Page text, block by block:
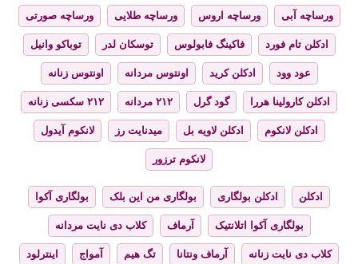
ورساچه آبی ورساچه اروس ورساچه طلایی ورساچه صورتی
ادکلن تام فورد فاکینگ فابولوس توسکان لدر توباکو وانیل
عود وود ادکلن کرید اونتوس مردانه اونتوس زنانه
ادکلن کارولینا هررا گود گرل ۲۱۲ مردانه ۲۱۲ سکسی زنانه
ادکلن لانکوم ادکلن لاویه بل میدنایت رز لانکوم آیدول
لانکوم ترزور
ادکلن ادکلن بولگاری بولگاری من این بلک بولگاری آکوا
بولگاری آکوا اتلانتیک آرماف کلاب دی نایت مردانه
کلاب دی نایت زنانه آرماف ونتانا تگ هیم آمواج اینترلود